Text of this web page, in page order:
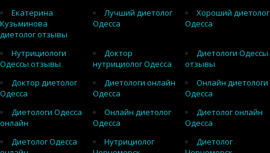
Екатерина
Кузьминова
диетолог отзывы
Лучший диетолог
Одесса
Хороший диетолог
Одесса
Нутрициологи
Одессы отзывы
Доктор
нутрициолог Одесса
Диетологи Одессы
отзывы
Доктор диетолог
Одесса
Диетологи онлайн
Одесса
Онлайн диетологи
Одесса
Диетологи Одесса
онлайн
Онлайн диетолог
Одесса
Диетолог онлайн
Одесса
Диетолог Одесса
Нутрициолог
Диетолог